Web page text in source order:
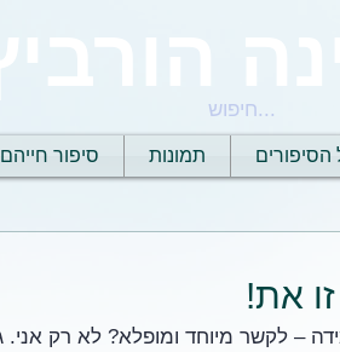
הסיפורים תמונות סיפור
את!
– לקשר מיוחד ומופלא? לא רק